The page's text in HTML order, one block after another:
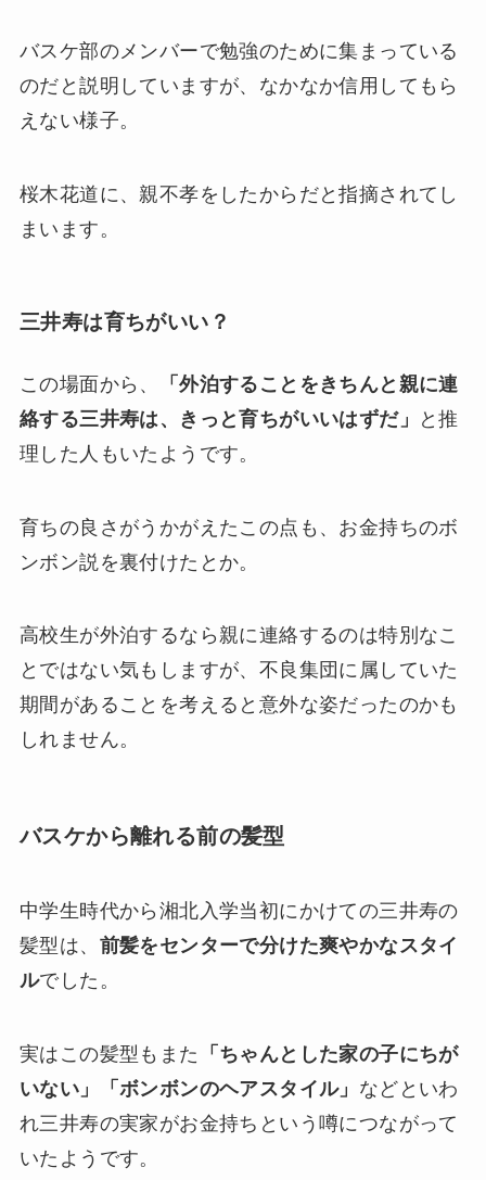
バスケ部のメンバーで勉強のために集まっている
のだと説明していますが、なかなか信用してもら
えない様子。
桜木花道に、親不孝をしたからだと指摘されてし
まいます。
三井寿は育ちがいい？
この場面から、
「外泊することをきちんと親に連
絡する三井寿は、きっと育ちがいいはずだ」
と推
理した人もいたようです。
育ちの良さがうかがえたこの点も、お金持ちのボ
ンボン説を裏付けたとか。
高校生が外泊するなら親に連絡するのは特別なこ
とではない気もしますが、不良集団に属していた
期間があることを考えると意外な姿だったのかも
しれません。
バスケから離れる前の髪型
中学生時代から湘北入学当初にかけての三井寿の
髪型は、 前髪をセンターで分けた爽やかなスタイ
ルでした。
実はこの髪型もまた
「ちゃんとした家の子にちが
いない」「ボンボンのヘアスタイル」 などといわ
れ三井寿の実家がお金持ちという噂につながって
いたようです。